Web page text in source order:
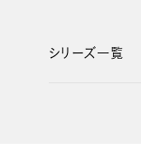
シリーズ一覧